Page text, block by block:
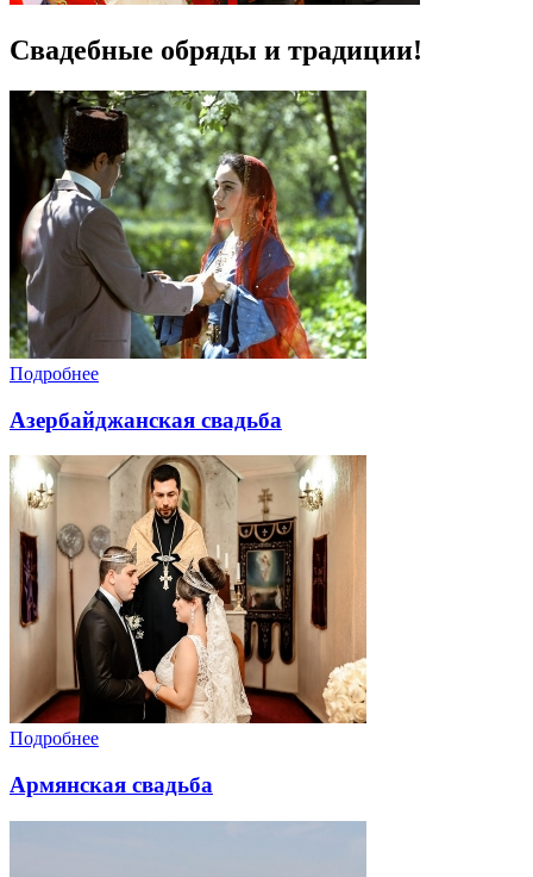
Свадебные обряды и традиции!
Подробнее
Азербайджанская свадьба
Подробнее
Армянская свадьба